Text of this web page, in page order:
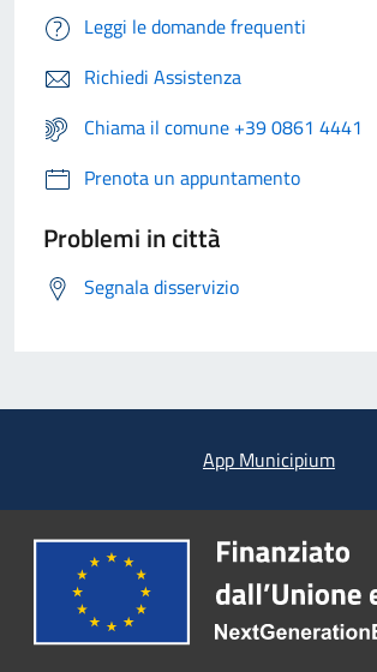
Leggi le domande frequenti
Richiedi Assistenza
Chiama il comune +39 0861 4441
Prenota un appuntamento
Problemi in città
Segnala disservizio
App Municipium